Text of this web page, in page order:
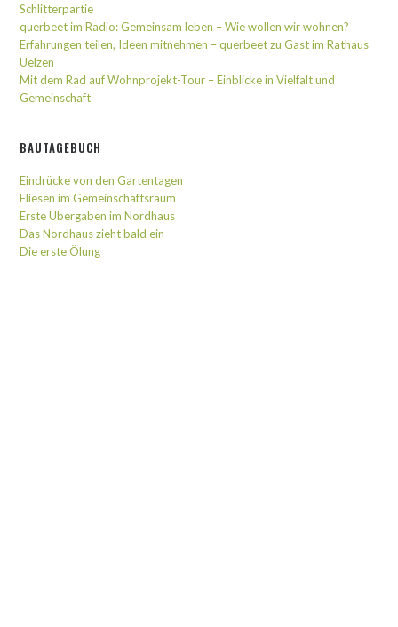
Schlitterpartie
querbeet im Radio: Gemeinsam leben – Wie wollen wir wohnen?
Erfahrungen teilen, Ideen mitnehmen – querbeet zu Gast im Rathaus
Uelzen
Mit dem Rad auf Wohnprojekt-Tour – Einblicke in Vielfalt und
Gemeinschaft
BAUTAGEBUCH
Eindrücke von den Gartentagen
Fliesen im Gemeinschaftsraum
Erste Übergaben im Nordhaus
Das Nordhaus zieht bald ein
Die erste Ölung